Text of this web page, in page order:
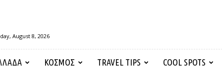
August 8, 2026
ΚΟΣΜΟΣ TRAVEL TIPS COOL SPOTS